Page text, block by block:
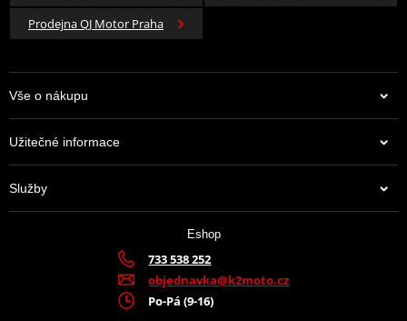
Prodejna QJ Motor Praha
Vše o nákupu
Užitečné informace
Služby
Eshop
733 538 252
objednavka@k2moto.cz
Po-Pá (9-16)